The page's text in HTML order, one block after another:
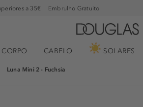
a 35€ Embrulho Gratuito
CORPO CABELO SOLARES
Luna Mini 2 - Fuchsia